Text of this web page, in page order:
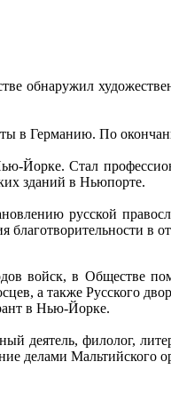
обнаружил
в Германию. По
Стал
зданий в Ньюпорте.
русской
благотворительности
войск, в Обществе
а также Русского
в Нью-Йорке.
деятель, филолог,
делами Мальтийского